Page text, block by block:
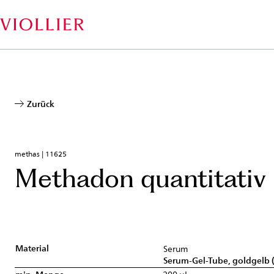
zum
Inhalt
Zurück
methas | 11625
Methadon quantitativ
Material
Serum
Serum-Gel-Tube, goldgelb